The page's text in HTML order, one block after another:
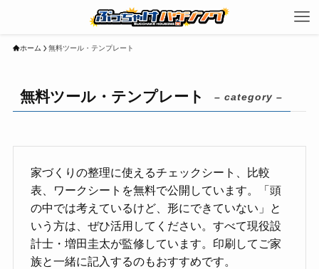
ホーム 無料ツール・テンプレート
無料ツール・テンプレート – category –
家づくりの整理に使えるチェックシート、比較
表、ワークシートを無料で公開しています。「頭
の中では考えているけど、形にできていない」と
いう方は、ぜひ活用してください。すべて現役設
計士・増田圭太が監修しています。印刷してご家
族と一緒に記入するのもおすすめです。